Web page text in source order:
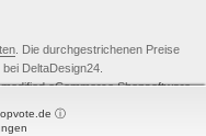
. Die durchgestrichenen Preise
DeltaDesign24.
eCommerce Shopsoftware
© 2009-2026
ⓘ